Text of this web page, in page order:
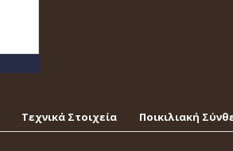
Τεχνικά Στοιχεία Ποικιλιακή